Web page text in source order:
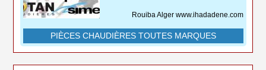
Rouiba Alger www.ihadadene.com
PIÈCES CHAUDIÈRES TOUTES MARQUES